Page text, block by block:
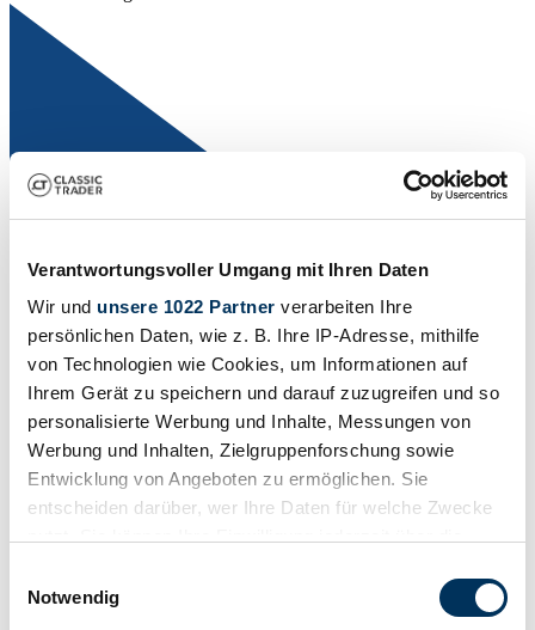
Verantwortungsvoller Umgang mit Ihren Daten
Wir und unsere 1022 Partner verarbeiten Ihre
persönlichen Daten, wie z. B. Ihre IP-Adresse, mithilfe
von Technologien wie Cookies, um Informationen auf
Ihrem Gerät zu speichern und darauf zuzugreifen und so
personalisierte Werbung und Inhalte, Messungen von
Werbung und Inhalten, Zielgruppenforschung sowie
Entwicklung von Angeboten zu ermöglichen. Sie
entscheiden darüber, wer Ihre Daten für welche Zwecke
Trigger Symbol ändern oder widerrufen
Notwendig
Händler
Karosserieform
Coupé (Hardtop)
Tachostand (abgelesen)
6.000 mi
Leistung (kW/PS)